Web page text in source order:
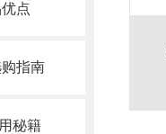
点
指南
秘籍